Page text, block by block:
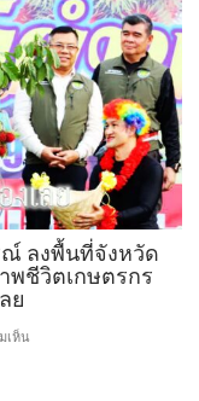
ผู้ใหญ่
บ้าน
ยอด
เยี่ยม
มอบ
แหนบ
ทองคำ
“รางวัล
เกียรติยศ
แห่ง
การ
ณ์ ลงพื้นที่จังหวัด
พชีวิตเกษตรกร
ย
เห็น